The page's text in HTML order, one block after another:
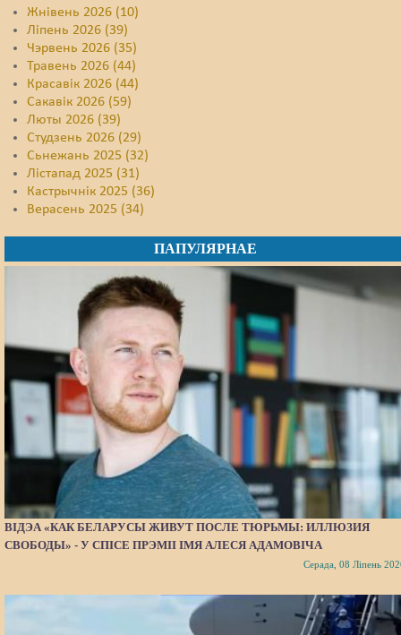
Жнівень 2026 (10)
Ліпень 2026 (39)
Чэрвень 2026 (35)
Травень 2026 (44)
Красавік 2026 (44)
Сакавік 2026 (59)
Люты 2026 (39)
Студзень 2026 (29)
Сьнежань 2025 (32)
Лістапад 2025 (31)
Кастрычнік 2025 (36)
Верасень 2025 (34)
ПАПУЛЯРНАЕ
ВІДЭА «КАК БЕЛАРУСЫ ЖИВУТ ПОСЛЕ ТЮРЬМЫ: ИЛЛЮЗИЯ
СВОБОДЫ» - У СПІСЕ ПРЭМІІ ІМЯ АЛЕСЯ АДАМОВІЧА
Серада, 08 Ліпень